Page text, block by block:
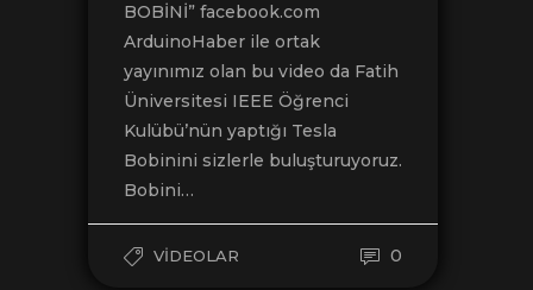
BOBİNİ” facebook.com
ArduinoHaber ile ortak
yayınımız olan bu video da Fatih
Üniversitesi IEEE Öğrenci
Kulübü’nün yaptığı Tesla
Bobinini sizlerle buluşturuyoruz.
Bobini…
VIDEOLAR 0